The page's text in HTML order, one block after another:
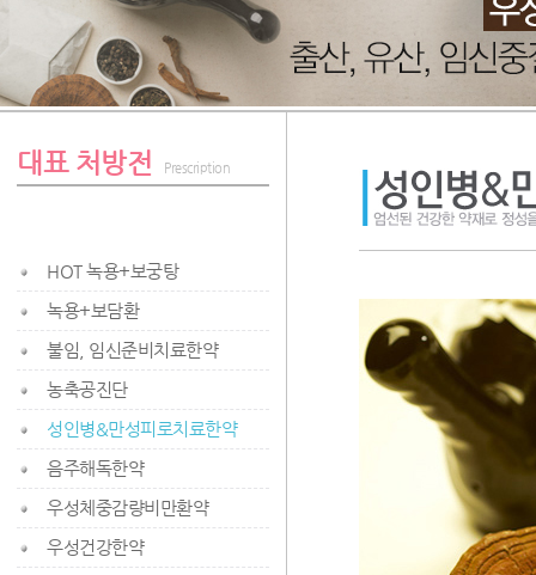
대표 처방전 Prescription
HOT 녹용+보궁탕
녹용+보담환
불임, 임신준비치료한약
농축공진단
성인병&만성피로치료한약
음주해독한약
우성체중감량비만환약
우성건강한약